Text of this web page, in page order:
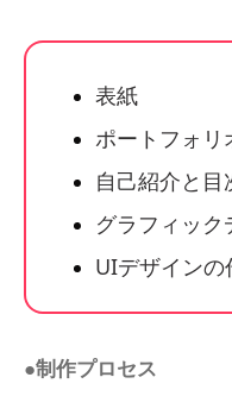
表紙
ポートフォリ
自己紹介と目
グラフィッ
UIデザインの
●制作プロセス